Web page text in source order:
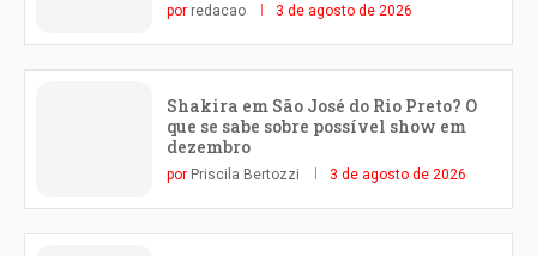
por redacao 3 de agosto de 2026
Shakira em São José do Rio Preto? O
que se sabe sobre possível show em
dezembro
por Priscila Bertozzi 3 de agosto de 2026